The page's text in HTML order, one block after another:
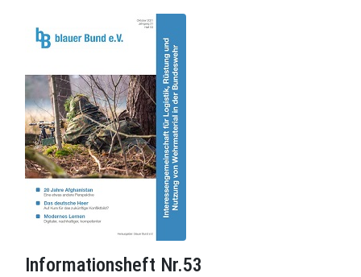
Informationsheft Nr.53